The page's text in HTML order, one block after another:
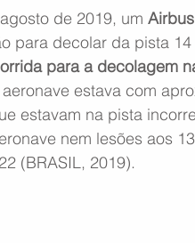
de 2019, um
para decolar da pista
para a decolagem
estava com
estavam na pista
nem lesões aos
(BRASIL, 2019).